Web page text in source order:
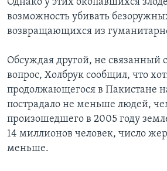
возможность убивать
возвращающихся из
Обсуждая другой, не связанный
вопрос, Холбрук сообщил, что
продолжающегося в Пакистане
пострадало не меньше людей,
произошедшего в 2005 году
14 миллионов человек, число
меньше.